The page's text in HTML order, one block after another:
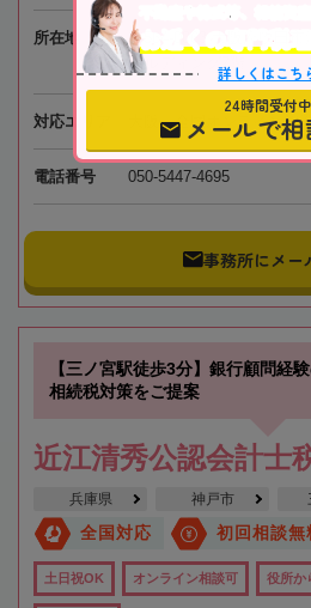
所在地
〒564-0063 大阪府吹田市
ビルディング7階
対応エリア 大阪、全国オンライン相
電話番号 050-5447-4695
事務所にメー
【三ノ宮駅徒歩3分】銀行顧問経
相続税対策をご提案
近江清秀公認会計士
兵庫県 神戸市
全国対応 初回相談無
土日祝OK オンライン相談可 役所か
不動産や株式等、相続資
お近くの専門税理
詳しくはこち
24時間受付中
メールで相